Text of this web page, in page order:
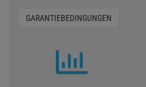
GARANTIEBEDINGUNGEN